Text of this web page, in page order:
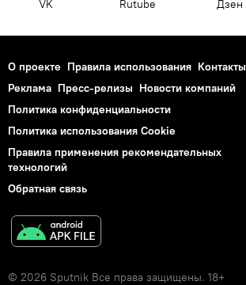
VK Rutube Дзен
О проекте Правила использования Контакты
Реклама Пресс-релизы Новости компаний
Политика конфиденциальности
Политика использования Cookie
Правила применения рекомендательных
технологий
Обратная связь
© 2026 Sputnik Все права защищены. 18+